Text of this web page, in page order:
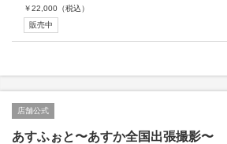
￥22,000 （税込）
販売中
店舗公式
あすふぉと〜あすか全国出張撮影〜